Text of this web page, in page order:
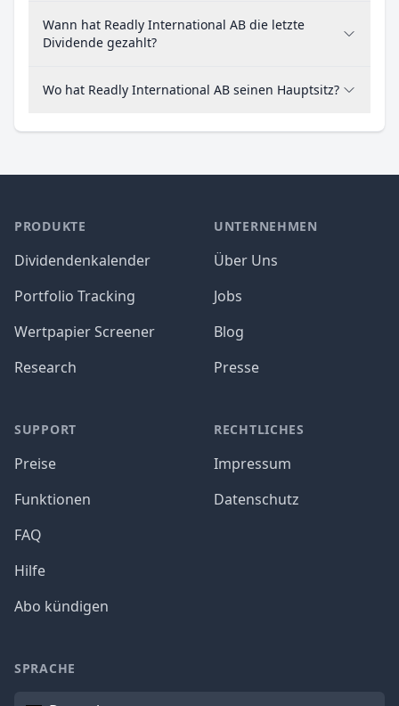
Wann hat Readly International AB die letzte
Dividende gezahlt?
Wo hat Readly International AB seinen Hauptsitz?
PRODUKTE
Dividendenkalender
Portfolio Tracking
Wertpapier Screener
Research
SUPPORT
Preise
Funktionen
FAQ
Hilfe
Abo kündigen
UNTERNEHMEN
Über Uns
Jobs
Blog
Presse
RECHTLICHES
Impressum
Datenschutz
SPRACHE
Sprache